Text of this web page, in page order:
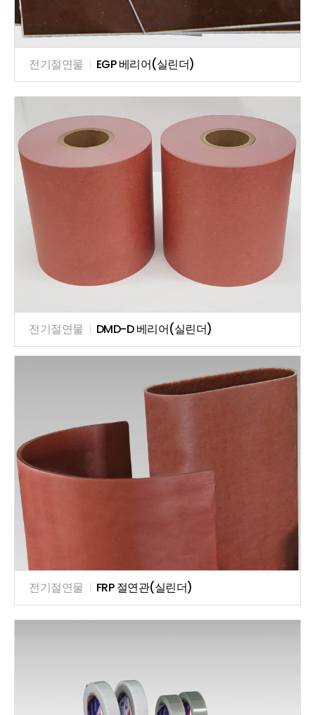
전기절연물 | EGP 베리어(실린더)
전기절연물 | DMD-D 베리어(실린더)
전기절연물 | FRP 절연관(실린더)